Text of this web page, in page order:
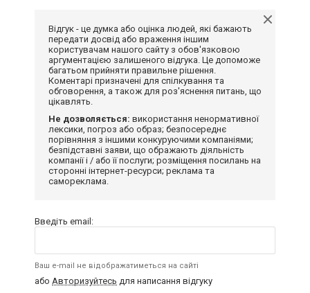
Відгук - це думка або оцінка людей, які бажають
передати досвід або враження іншим
користувачам нашого сайту з обов'язковою
аргументацією залишеного відгука. Це допоможе
багатьом прийняти правильне рішення.
Коментарі призначені для спілкування та
обговорення, а також для роз'яснення питань, що
цікавлять.
Не дозволяється: використання ненормативної
лексики, погроз або образ; безпосереднє
порівняння з іншими конкуруючими компаніями;
безпідставні заяви, що ображають діяльність
компанії і / або її послуги; розміщення посилань на
сторонні інтернет-ресурси; реклама та
самореклама.
Введіть email:
Ваш e-mail не відображатиметься на сайті
або Авторизуйтесь для написання відгуку